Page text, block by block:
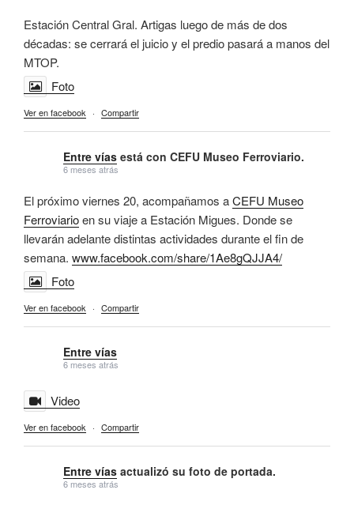
Estación Central Gral. Artigas luego de más de dos
décadas: se cerrará el juicio y el predio pasará a manos del
MTOP.
Foto
Ver en facebook · Compartir
Entre vías está con CEFU Museo Ferroviario.
6 meses atrás
El próximo viernes 20, acompañamos aCEFU Museo
Ferroviarioen su viaje a Estación Migues. Donde se
llevarán adelante distintas actividades durante el fin de
semana. www.facebook.com/share/1Ae8gQJJA4/
Foto
Ver en facebook · Compartir
Entre vías
6 meses atrás
Video
Ver en facebook · Compartir
Entre vías actualizó su foto de portada.
6 meses atrás